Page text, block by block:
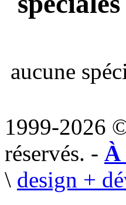
aucune
1999-2026
réservés. - À
\ design +